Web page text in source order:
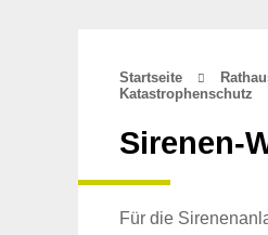
Startseite
Katastrophenschutz
Sirenen-
Für die